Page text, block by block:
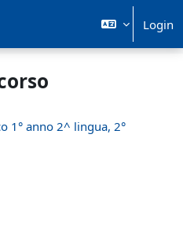
Login
1° anno 2^ lingua, 2°